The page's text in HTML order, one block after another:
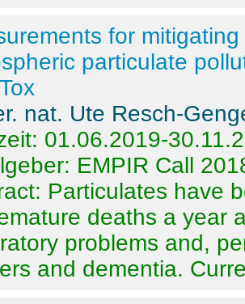
for
particulate
nat. Ute Resch-
01.06.2019-
EMPIR Call
Particulates have
deaths a year
problems and,
and dementia.